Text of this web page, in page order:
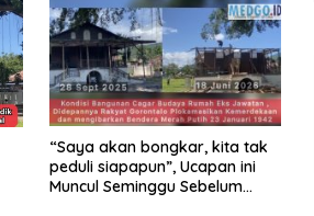
“Saya akan bongkar, kita tak
peduli siapapun”, Ucapan ini
Muncul Seminggu Sebelum